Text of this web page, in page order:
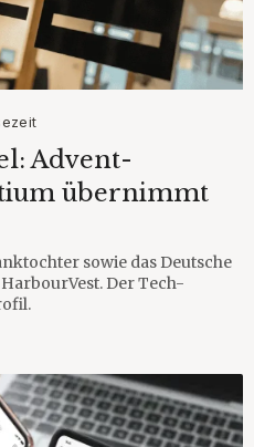
Advent-
übernimmt
sowie das Deutsche
Der Tech-